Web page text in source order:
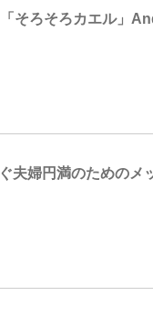
そろそろカエル」
夫婦円満のためのメ